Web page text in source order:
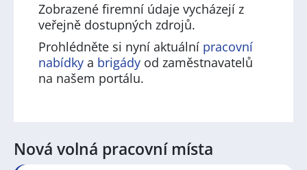
Zobrazené firemní údaje vycházejí z
veřejně dostupných zdrojů.
Prohlédněte si nyní aktuální pracovní
nabídky a brigády od zaměstnavatelů
na našem portálu.
Nová volná pracovní místa